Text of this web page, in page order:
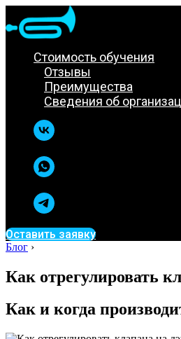
Стоимость обучения
Отзывы
Преимущества
Сведения об
Оставить заявку
Блог ›
Как отрегулировать
Как и когда